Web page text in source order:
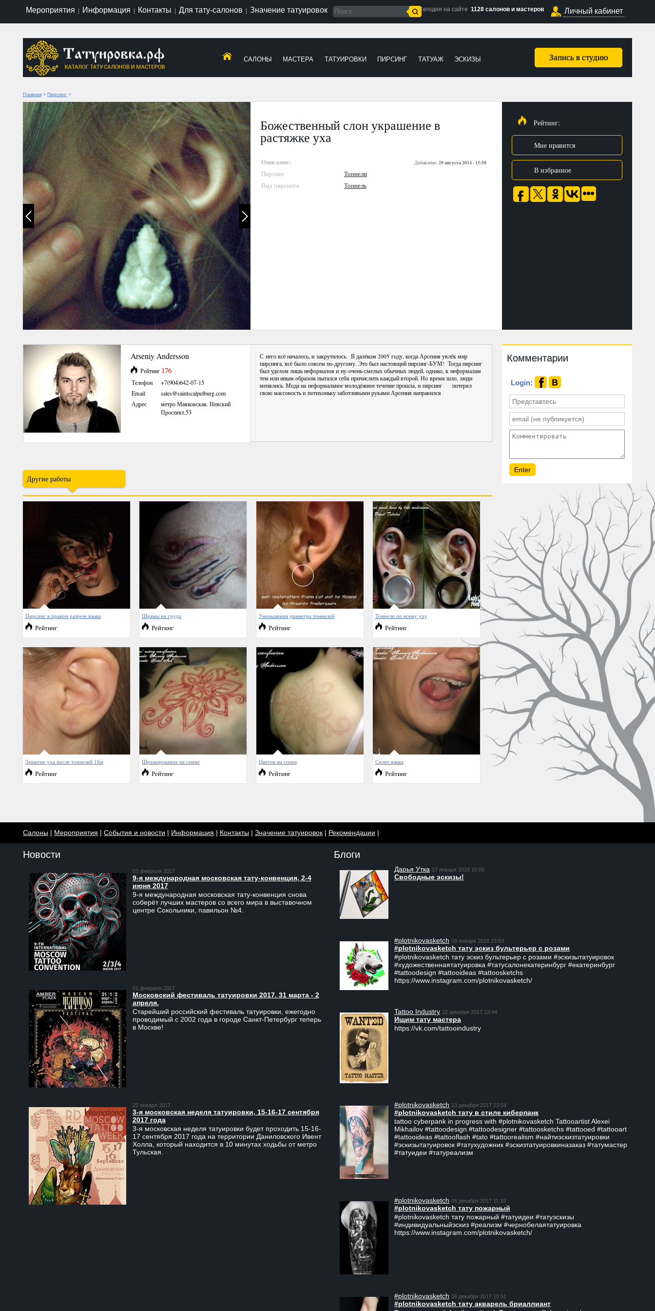
Мероприятия Информация Контакты Для тату-салонов Значение татуировок Сегодня на сайте 1128 салонов и мастеров Личный кабинет
Запись в студию
САЛОНЫ МАСТЕРА ТАТУИРОВКИ ПИРСИНГ ТАТУАЖ ЭСКИЗЫ
Главная > Пирсинг >
Божественный слон украшение в
растяжке уха
Описание: Добавлено: 29 августа 2014 - 15:58
Пирсинг
Тоннели
Вид пирсинга
Тоннель
Рейтинг:
Мне нравится
В избранное
Arseniy Andersson
Рейтинг 176
Телефон
+7(904)642-07-15
Email
sales@saintscalpelburg.com
Адрес
метро Маяковская. Невский
Проспект,53
С него всё началось, и закрутилось. В далёком 2005 году, когда Арсения увлёк мир
пирсинга, всё было совсем по-другому. Это был настоящий пирсинг-БУМ! Тогда пирсинг
был уделом лишь неформалов и ну-очень-смелых обычных людей, однако, к неформалам
тем или иным образом пытался себя причислить каждый второй. Но время шло, люди
менялись. Мода на неформальное молодёжное течение прошла, и пирсинг потерял
свою массовость и потихоньку заботливыми руками Арсения направился
Другие работы
Пирсинг в правом разрезе языка
Рейтинг
Шрамы на груди
Рейтинг
Уменьшения диаметра тоннелей
Рейтинг
Тоннели по всему уху
Рейтинг
Зашитие уха после тоннелей 18м
Рейтинг
Шрамирование на спине
Рейтинг
Цветок на спине
Рейтинг
Сплит языка
Рейтинг
Комментарии
Login:
Салоны | Мероприятия | События и новости | Информация | Контакты | Значение татуировок | Рекомендации |
Новости
03 февраля 2017
9-я международная московская тату-конвенция, 2-4
июня 2017
9-я международная московская тату-конвенция снова
соберёт лучших мастеров со всего мира в выставочном
центре Сокольники, павильон №4.
01 февраля 2017
Московский фестиваль татуировки 2017. 31 марта - 2
апреля.
Старейший российский фестиваль татуировки, ежегодно
проводимый с 2002 года в городе Санкт-Петербург теперь
в Москве!
25 января 2017
3-я московская неделя татуировки, 15-16-17 сентября
2017 года
3-я московская неделя татуировки будет проходить 15-16-
17 сентября 2017 года на территории Даниловского Ивент
Холла, который находится в 10 минутах ходьбы от метро
Тульская.
Блоги
Дарья Утка 17 января 2018 15:00
Свободные эскизы!
#plotnikovasketch 09 января 2018 23:53
#plotnikovasketch тату эскиз бультерьер с розами
#plotnikovasketch тату эскиз бультерьер с розами #эскизытатуировок
#художественнаятатуировка #татусалонекатеринбург #екатеринбург
#tattoodesign #tattooideas #tattoosketchs
https://www.instagram.com/plotnikovasketch/
Tattoo Industry 22 декабря 2017 13:44
Ищим тату мастера
https://vk.com/tattooindustry
#plotnikovasketch 13 декабря 2017 23:54
#plotnikovasketch тату в стиле киберпанк
tattoo cyberpank in progress with #plotnikovasketch Tattooartist Alexei
Mikhailov #tattoodesign #tattoodesigner #tattoosketchs #tattooed #tattooart
#tattooideas #tattooflash #tato #tattoorealism #найтиэскизтатуировки
#эскизытатуировок #татухудожник #эскизтатуировкиназаказ #татумастер
#татуидеи #татуреализм
#plotnikovasketch 09 декабря 2017 11:33
#plotnikovasketch тату пожарный
#plotnikovasketch тату пожарный #татуидеи #татуэскизы
#индивидуальныйэскиз #реализм #чернобелаятатуировка
https://www.instagram.com/plotnikovasketch/
#plotnikovasketch 06 декабря 2017 10:51
#plotnikovasketch тату акварель бриаллиант